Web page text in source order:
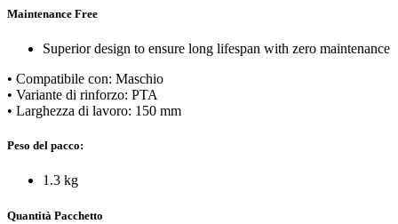
Maintenance Free
Superior design to ensure long lifespan with zero maintenance
• Compatibile con: Maschio
• Variante di rinforzo: PTA
• Larghezza di lavoro: 150 mm
Peso del pacco:
1.3 kg
Quantità Pacchetto